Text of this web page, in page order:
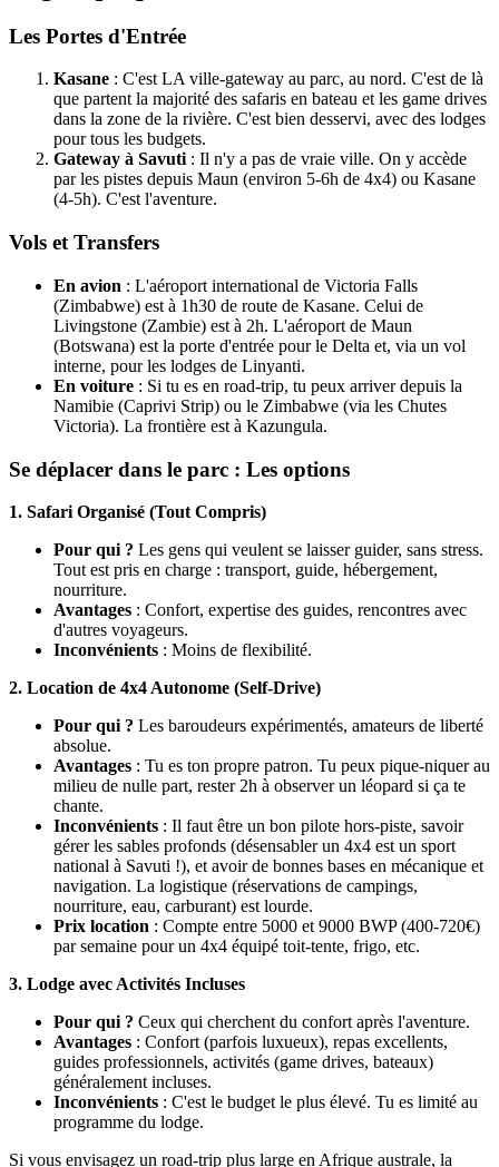
Les Portes d'Entrée
Kasane : C'est LA ville-gateway au parc, au nord. C'est de là
que partent la majorité des safaris en bateau et les game drives
dans la zone de la rivière. C'est bien desservi, avec des lodges
pour tous les budgets.
Gateway à Savuti: Il n'y a pas de vraie ville. On y accède
par les pistes depuis Maun (environ 5-6h de 4x4) ou Kasane
(4-5h). C'est l'aventure.
Vols et Transfers
En avion : L'aéroport international de Victoria Falls
(Zimbabwe) est à 1h30 de route de Kasane. Celui de
Livingstone (Zambie) est à 2h. L'aéroport de Maun
(Botswana) est la porte d'entrée pour le Delta et, via un vol
interne, pour les lodges de Linyanti.
En voiture : Si tu es en road-trip, tu peux arriver depuis la
Namibie (Caprivi Strip) ou le Zimbabwe (via les Chutes
Victoria). La frontière est à Kazungula.
Se déplacer dans le parc : Les options
1. Safari Organisé (Tout Compris)
Pour qui ? Les gens qui veulent se laisser guider, sans stress.
Tout est pris en charge : transport, guide, hébergement,
nourriture.
Avantages : Confort, expertise des guides, rencontres avec
d'autres voyageurs.
Inconvénients : Moins de flexibilité.
2. Location de 4x4 Autonome (Self-Drive)
Pour qui ? Les baroudeurs expérimentés, amateurs de liberté
absolue.
Avantages : Tu es ton propre patron. Tu peux pique-niquer au
milieu de nulle part, rester 2h à observer un léopard si ça te
chante.
Inconvénients : Il faut être un bon pilote hors-piste, savoir
gérer les sables profonds (désensabler un 4x4 est un sport
national à Savuti !), et avoir de bonnes bases en mécanique et
navigation. La logistique (réservations de campings,
nourriture, eau, carburant) est lourde.
Prix location : Compte entre 5000 et 9000 BWP (400-720€)
par semaine pour un 4x4 équipé toit-tente, frigo, etc.
3. Lodge avec Activités Incluses
Pour qui ? Ceux qui cherchent du confort après l'aventure.
Avantages : Confort (parfois luxueux), repas excellents,
guides professionnels, activités (game drives, bateaux)
généralement incluses.
Inconvénients : C'est le budget le plus élevé. Tu es limité au
programme du lodge.
Si vous envisagez un road-trip plus large en Afrique australe, la